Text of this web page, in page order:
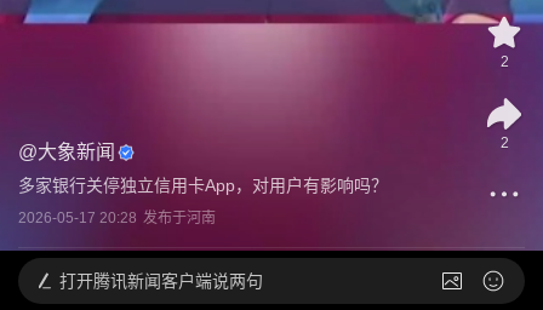
@大象新闻
多家银行关停独立信用卡App，对用户有影响吗？
2026-05-17 20:28 发布于河南
2
2
打开腾讯新闻客户端说两句